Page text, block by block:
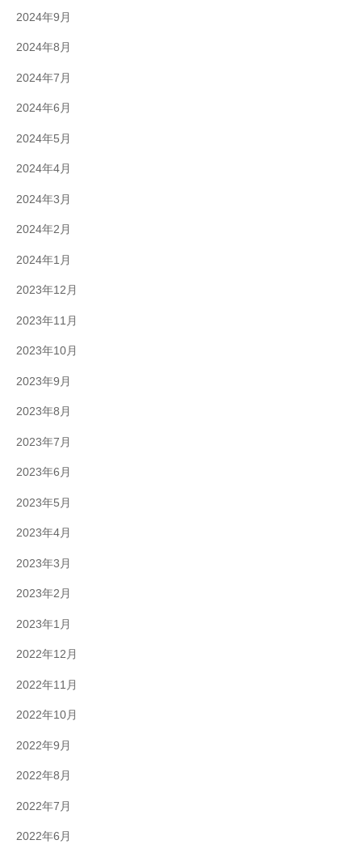
2024年9月
2024年8月
2024年7月
2024年6月
2024年5月
2024年4月
2024年3月
2024年2月
2024年1月
2023年12月
2023年11月
2023年10月
2023年9月
2023年8月
2023年7月
2023年6月
2023年5月
2023年4月
2023年3月
2023年2月
2023年1月
2022年12月
2022年11月
2022年10月
2022年9月
2022年8月
2022年7月
2022年6月